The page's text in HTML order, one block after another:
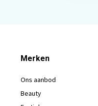
Merken
Ons aanbod
Beauty